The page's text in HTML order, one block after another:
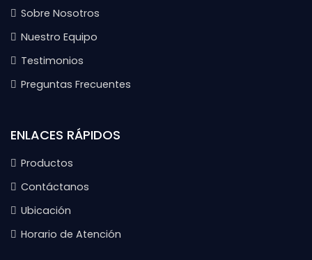
Sobre Nosotros
Nuestro Equipo
Testimonios
Preguntas Frecuentes
ENLACES RÁPIDOS
Productos
Contáctanos
Ubicación
Horario de Atención